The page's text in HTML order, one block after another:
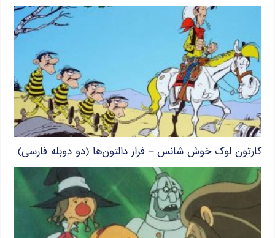
کارتون لوک خوش شانس – فرار دالتون‌ها (دو دوبله فارسی)